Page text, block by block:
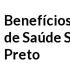
de Saúde
Preto